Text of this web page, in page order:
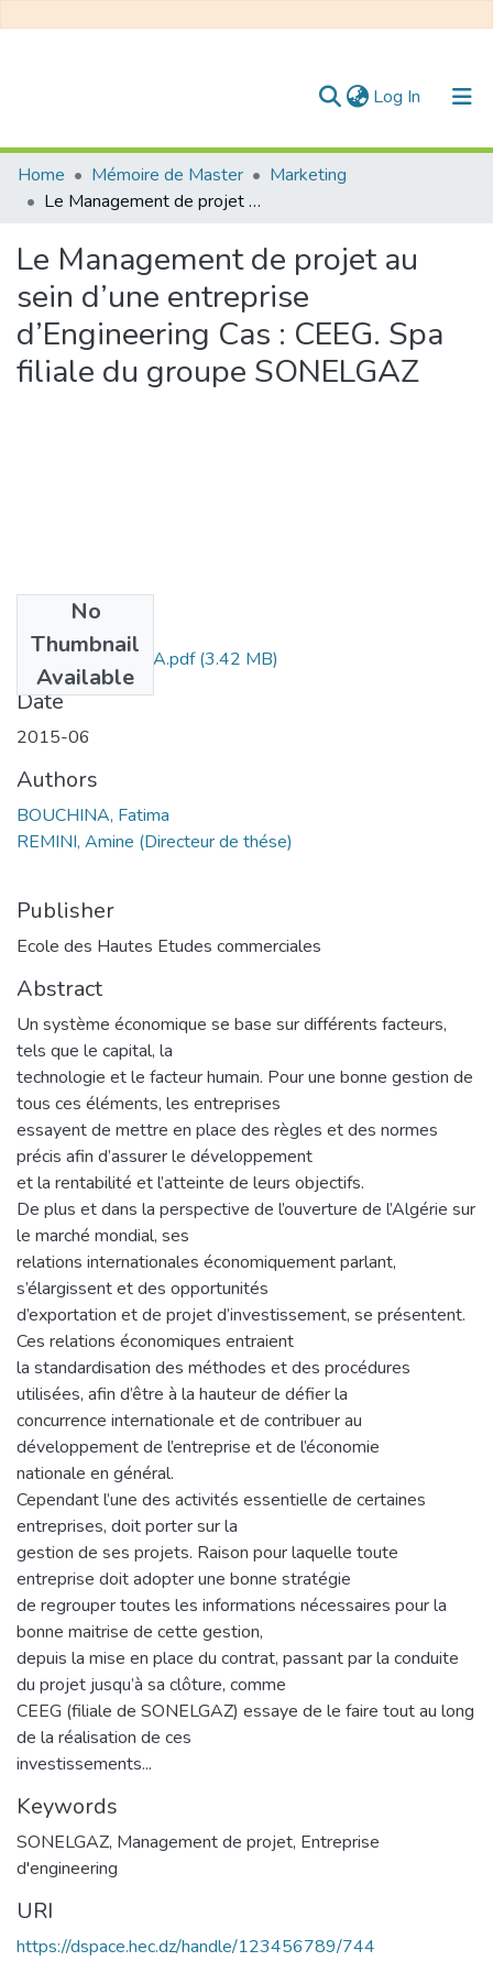
Log In (current)
Communities & Collections
All of DSpace
Statistics
Home Mémoire de Master
Marketing
Le Management de projet au sein d’une entreprise d’Engineering Cas : CEEG. Spa filiale du groupe SONELGAZ
Le Management de projet au
sein d’une entreprise
d’Engineering Cas : CEEG. Spa
filiale du groupe SONELGAZ
No
Thumbnail
Available
Fatima BOUCHINA.pdf(3.42 MB)
Date
2015-06
Authors
BOUCHINA, Fatima
REMINI, Amine (Directeur de thése)
Publisher
Ecole des Hautes Etudes commerciales
Abstract
Un système économique se base sur différents facteurs,
tels que le capital, la
technologie et le facteur humain. Pour une bonne gestion de
tous ces éléments, les entreprises
essayent de mettre en place des règles et des normes
précis afin d’assurer le développement
et la rentabilité et l’atteinte de leurs objectifs.
De plus et dans la perspective de l’ouverture de l’Algérie sur
le marché mondial, ses
relations internationales économiquement parlant,
s’élargissent et des opportunités
d’exportation et de projet d’investissement, se présentent.
Ces relations économiques entraient
la standardisation des méthodes et des procédures
utilisées, afin d’être à la hauteur de défier la
concurrence internationale et de contribuer au
développement de l’entreprise et de l’économie
nationale en général.
Cependant l’une des activités essentielle de certaines
entreprises, doit porter sur la
gestion de ses projets. Raison pour laquelle toute
entreprise doit adopter une bonne stratégie
de regrouper toutes les informations nécessaires pour la
bonne maitrise de cette gestion,
depuis la mise en place du contrat, passant par la conduite
du projet jusqu’à sa clôture, comme
CEEG (filiale de SONELGAZ) essaye de le faire tout au long
de la réalisation de ces
investissements...
Keywords
SONELGAZ, Management de projet, Entreprise
d'engineering
URI
https://dspace.hec.dz/handle/123456789/744